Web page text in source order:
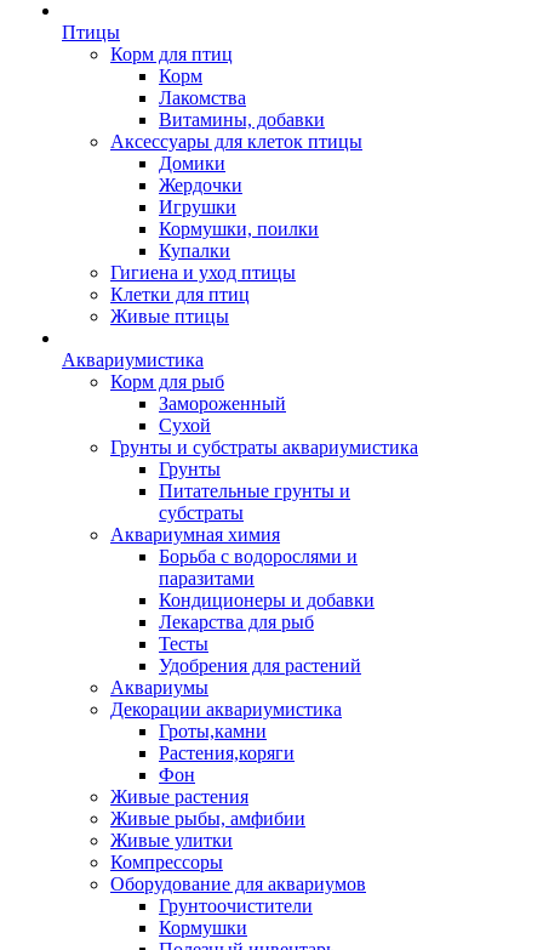
Птицы
Корм для птиц
Корм
Лакомства
Витамины, добавки
Аксессуары для клеток птицы
Домики
Жердочки
Игрушки
Кормушки, поилки
Купалки
Гигиена и уход птицы
Клетки для птиц
Живые птицы
Аквариумистика
Корм для рыб
Замороженный
Сухой
Грунты и субстраты аквариумистика
Грунты
Питательные грунты и
субстраты
Аквариумная химия
Борьба с водорослями и
паразитами
Кондиционеры и добавки
Лекарства для рыб
Тесты
Удобрения для растений
Аквариумы
Декорации аквариумистика
Гроты,камни
Растения,коряги
Фон
Живые растения
Живые рыбы, амфибии
Живые улитки
Компрессоры
Оборудование для аквариумов
Грунтоочистители
Кормушки